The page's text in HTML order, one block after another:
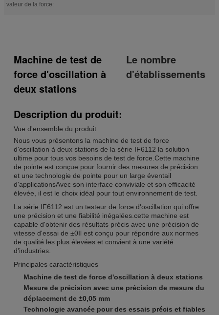
valeur de la force:
Machine de test de
force d'oscillation à
deux stations
Le nombre
d'établissements
Description du produit:
Vue d'ensemble du produit
Nous vous présentons la machine de test de force
d'oscillation à deux stations de la série IF6112 la solution
ultime pour tous vos besoins de test de force.Cette machine
de pointe est conçue pour fournir des mesures de précision
et une technologie de pointe pour un large éventail
d'applicationsAvec son interface conviviale et son efficacité
élevée, il est le choix idéal pour tout environnement de test.
La série IF6112 est un testeur de force d'oscillation qui offre
une précision et une fiabilité inégalées.cette machine est
capable d'obtenir des résultats précis avec une précision de
vitesse d'essai de ±0Il est conçu pour répondre aux normes
de qualité les plus élevées et convient à une variété
d'industries.
Principales caractéristiques
Machine de test de force d'oscillation à deux stations
Mesure de précision avec une précision de mesure du
déplacement de ±0,05 mm
Technologie avancée pour des essais précis et fiables